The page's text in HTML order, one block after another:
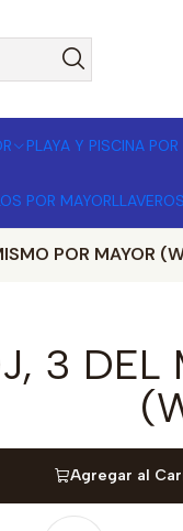
PLAYA Y PISCINA
POR MAYOR
POR MAYOR
3 DEL
Agregar al